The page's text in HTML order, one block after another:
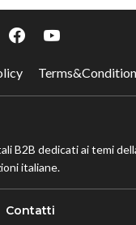
B2B dedicati ai temi
italiane.
Contatti